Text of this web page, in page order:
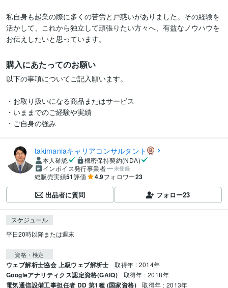
私自身も起業の際に多くの苦労と戸惑いがありました。その経験を
活かして、これから独立して頑張りたい方々へ、有益なノウハウを
お伝えしたいと思っています。
購入にあたってのお願い
以下の事項についてご記入願います。
・お取り扱いになる商品またはサービス
・いままでのご経験や実績
・ご自身の強み
takimaniaキャリアコンサルタント
本人確認
機密保持契約(NDA)
インボイス発行事業者
未登録
総販売実績51評価 4.9フォロワー23
出品者に質問 フォロー23
スケジュール
平日20時以降または週末
資格・検定
ウェブ解析士協会 上級ウェブ解析士 取得年 : 2014年
Googleアナリティクス認定資格(GAIQ) 取得年 : 2018年
電気通信設備工事担任者 DD 第1種 (国家資格) 取得年 : 2013年